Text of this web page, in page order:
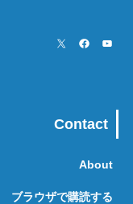
Contact
About
ブラウザで購読する